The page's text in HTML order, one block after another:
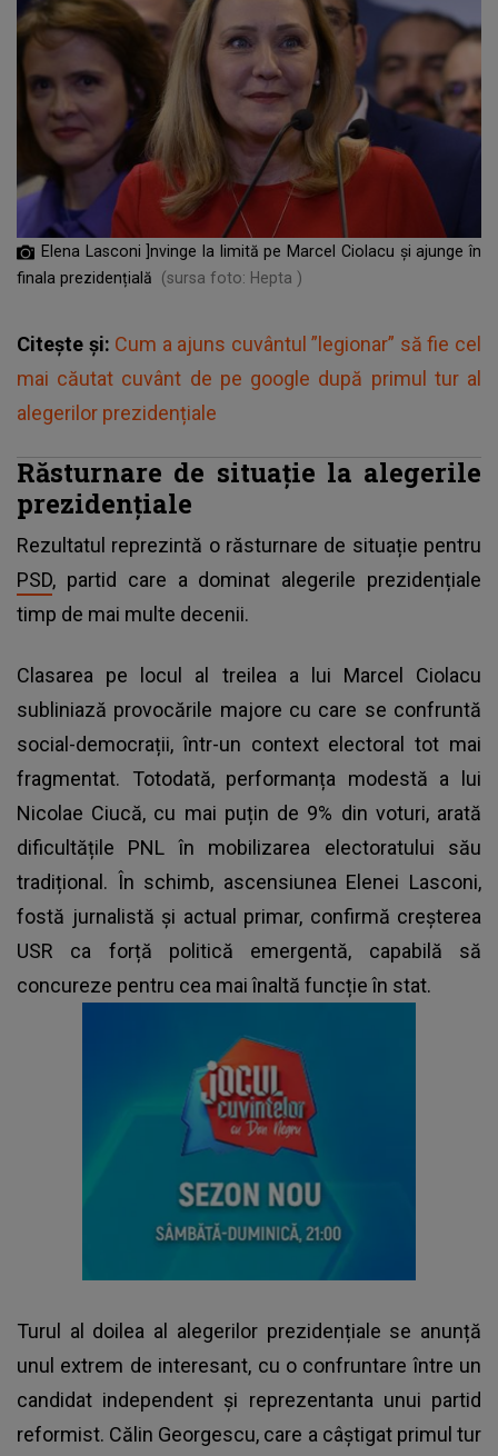
Elena Lasconi ]nvinge la limită pe Marcel Ciolacu și ajunge în
finala prezidențială
(sursa foto: Hepta )
Citește și: Cum a ajuns cuvântul ”legionar” să fie cel
mai căutat cuvânt de pe google după primul tur al
alegerilor prezidențiale
Răsturnare de situație la alegerile
prezidențiale
Rezultatul reprezintă o răsturnare de situație pentru
PSD, partid care a dominat alegerile prezidențiale
timp de mai multe decenii.
Clasarea pe locul al treilea a lui Marcel Ciolacu
subliniază provocările majore cu care se confruntă
social-democrații, într-un context electoral tot mai
fragmentat. Totodată, performanța modestă a lui
Nicolae Ciucă, cu mai puțin de 9% din voturi, arată
dificultățile PNL în mobilizarea electoratului său
tradițional. În schimb, ascensiunea Elenei Lasconi,
fostă jurnalistă și actual primar, confirmă creșterea
USR ca forță politică emergentă, capabilă să
concureze pentru cea mai înaltă funcție în stat.
Turul al doilea al alegerilor prezidențiale se anunță
unul extrem de interesant, cu o confruntare între un
candidat independent și reprezentanta unui partid
reformist. Călin Georgescu, care a câștigat primul tur